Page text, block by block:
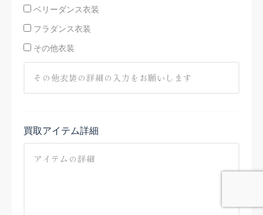
ベリーダンス衣装
フラダンス衣装
その他衣装
買取アイテム詳細